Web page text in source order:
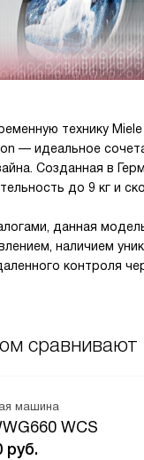
меня является и
полезной для моего
окружающей среды.
машине я
за стиркой,
себе и своей
технику Miele
— идеальное
Созданная в
до 9 кг и
данная
наличием
контроля
сравнивают
машина
WCS
руб.